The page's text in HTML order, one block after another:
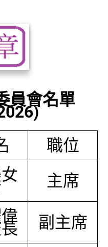
員會名單
職位
主席
副主席